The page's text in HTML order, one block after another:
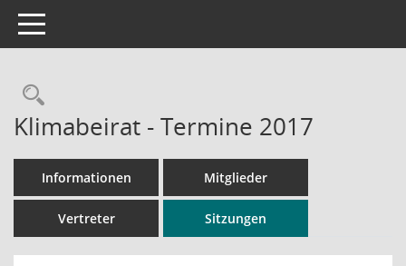
Toggle navigation
Rechercheauswahl
Klimabeirat - Termine 2017
Informationen Mitglieder
Vertreter Sitzungen